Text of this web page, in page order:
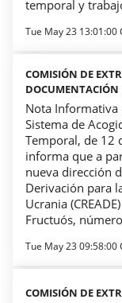
temporal y
Tue May 23 13:01:00
COMISIÓN DE
DOCUMENTACIÓN
Nota Informativa
Sistema de
Temporal, de 12
informa que a
nueva dirección
Derivación para
Ucrania
Fructuós,
Tue May 23 09:58:00
COMISIÓN DE